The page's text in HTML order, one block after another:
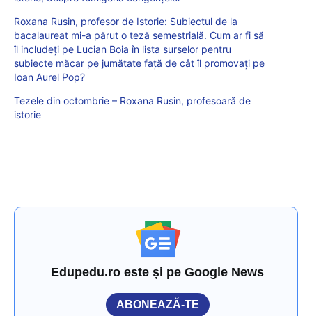
Roxana Rusin, profesor de Istorie: Subiectul de la
bacalaureat mi-a părut o teză semestrială. Cum ar fi să
îl includeți pe Lucian Boia în lista surselor pentru
subiecte măcar pe jumătate față de cât îl promovați pe
Ioan Aurel Pop?
Tezele din octombrie – Roxana Rusin, profesoară de
istorie
Edupedu.ro este și pe Google News
ABONEAZĂ-TE